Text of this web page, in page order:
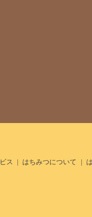
ス はちみつについて